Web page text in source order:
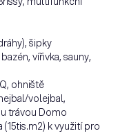
šipky
vířivka, sauny,
ohniště
volejbal,
trávou Domo
k využití pro